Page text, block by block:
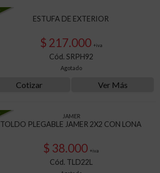
ESTUFA DE EXTERIOR
$ 217.000 +iva
Cód. SRPH92
Agotado
Cotizar Ver Más
JAMER
TOLDO PLEGABLE JAMER 2X2 CON LONA
$ 38.000 +iva
Cód. TLD22L